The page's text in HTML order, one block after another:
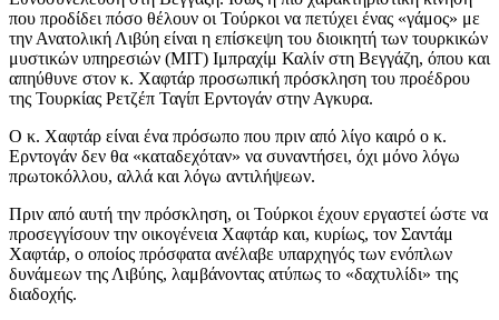
που προδίδει πόσο θέλουν οι Τούρκοι να πετύχει ένας «γάμος» με
την Ανατολική Λιβύη είναι η επίσκεψη του διοικητή των τουρκικών
μυστικών υπηρεσιών (ΜΙΤ) Ιμπραχίμ Καλίν στη Βεγγάζη, όπου και
απηύθυνε στον κ. Χαφτάρ προσωπική πρόσκληση του προέδρου
της Τουρκίας Ρετζέπ Ταγίπ Ερντογάν στην Αγκυρα.
Ο κ. Χαφτάρ είναι ένα πρόσωπο που πριν από λίγο καιρό ο κ.
Ερντογάν δεν θα «καταδεχόταν» να συναντήσει, όχι μόνο λόγω
πρωτοκόλλου, αλλά και λόγω αντιλήψεων.
Πριν από αυτή την πρόσκληση, οι Τούρκοι έχουν εργαστεί ώστε να
προσεγγίσουν την οικογένεια Χαφτάρ και, κυρίως, τον Σαντάμ
Χαφτάρ, ο οποίος πρόσφατα ανέλαβε υπαρχηγός των ενόπλων
δυνάμεων της Λιβύης, λαμβάνοντας ατύπως το «δαχτυλίδι» της
διαδοχής.